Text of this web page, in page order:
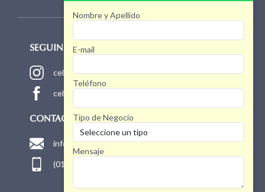
SEGUINOS!
celugamaoficial
celugamaoficial
CONTACTO
info@celugama.com.ar
(011) 4768 1775
Nombre y Apellido
E-mail
Teléfono
Tipo de Negocio
Mensaje